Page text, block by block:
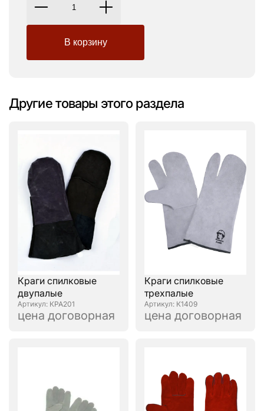
Другие товары этого раздела
Краги спилковые
двупалые
: КРА201
цена договорная
Краги спилковые
трехпалые
: К1409
цена договорная